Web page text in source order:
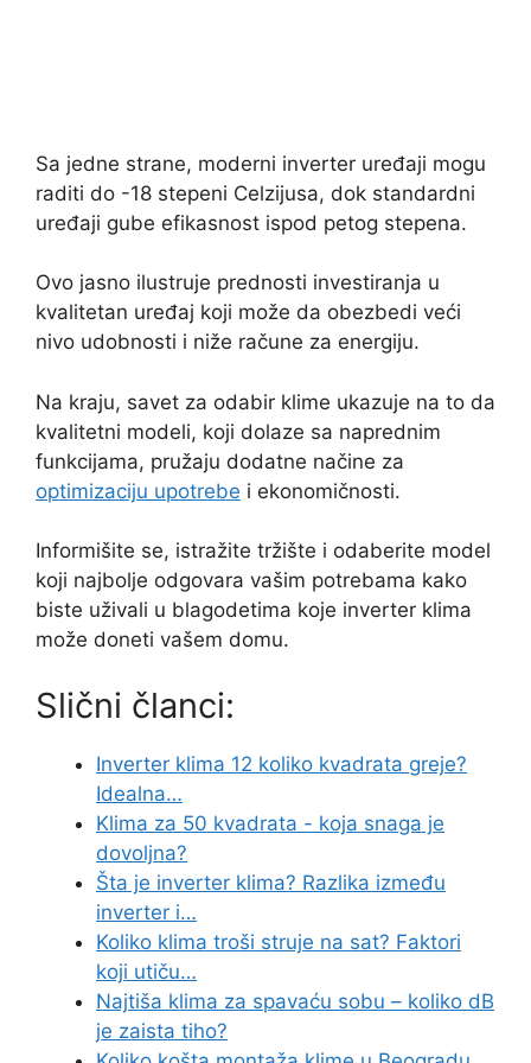
Sa jedne strane, moderni inverter uređaji mogu
raditi do -18 stepeni Celzijusa, dok standardni
uređaji gube efikasnost ispod petog stepena.
Ovo jasno ilustruje prednosti investiranja u
kvalitetan uređaj koji može da obezbedi veći
nivo udobnosti i niže račune za energiju.
Na kraju, savet za odabir klime ukazuje na to da
kvalitetni modeli, koji dolaze sa naprednim
funkcijama, pružaju dodatne načine za
optimizaciju upotrebe i ekonomičnosti.
Informišite se, istražite tržište i odaberite model
koji najbolje odgovara vašim potrebama kako
biste uživali u blagodetima koje inverter klima
može doneti vašem domu.
Slični članci:
Inverter klima 12 koliko kvadrata greje?
Idealna…
Klima za 50 kvadrata - koja snaga je
dovoljna?
Šta je inverter klima? Razlika između
inverter i…
Koliko klima troši struje na sat? Faktori
koji utiču…
Najtiša klima za spavaću sobu – koliko dB
je zaista tiho?